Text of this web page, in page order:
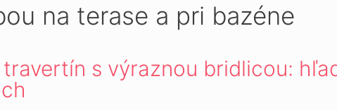
na terase a pri bazéne
s výraznou bridlicou: